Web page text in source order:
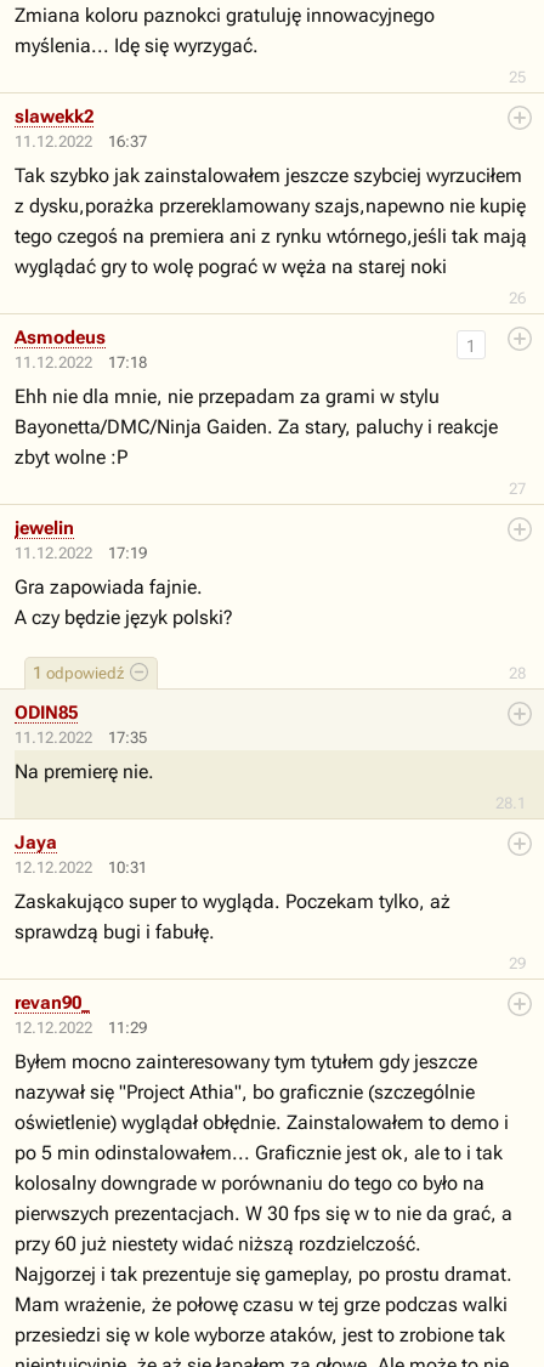
25
Zmiana koloru paznokci gratuluję innowacyjnego
myślenia... Idę się wyrzygać.
11.12.2022 16:37
26
slawekk2
Tak szybko jak zainstalowałem jeszcze szybciej wyrzuciłem
z dysku,porażka przereklamowany szajs,napewno nie kupię
tego czegoś na premiera ani z rynku wtórnego,jeśli tak mają
wyglądać gry to wolę pograć w węża na starej noki
11.12.2022 17:18
27
1
Asmodeus
Ehh nie dla mnie, nie przepadam za grami w stylu
Bayonetta/DMC/Ninja Gaiden. Za stary, paluchy i reakcje
zbyt wolne :P
11.12.2022 17:19
28
1 odpowiedź
jewelin
Gra zapowiada fajnie.
A czy będzie język polski?
11.12.2022 17:35
28.1
ODIN85
Na premierę nie.
12.12.2022 10:31
29
Jaya
Zaskakująco super to wygląda. Poczekam tylko, aż
sprawdzą bugi i fabułę.
12.12.2022 11:29
revan90_
Byłem mocno zainteresowany tym tytułem gdy jeszcze
nazywał się "Project Athia", bo graficznie (szczególnie
oświetlenie) wyglądał obłędnie. Zainstalowałem to demo i
po 5 min odinstalowałem... Graficznie jest ok, ale to i tak
kolosalny downgrade w porównaniu do tego co było na
pierwszych prezentacjach. W 30 fps się w to nie da grać, a
przy 60 już niestety widać niższą rozdzielczość.
Najgorzej i tak prezentuje się gameplay, po prostu dramat.
Mam wrażenie, że połowę czasu w tej grze podczas walki
przesiedzi się w kole wyborze ataków, jest to zrobione tak